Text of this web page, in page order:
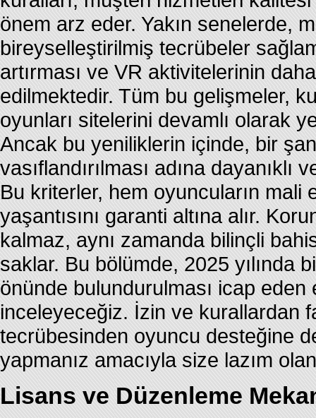
önem arz eder. Yakın senelerde,
bireyselleştirilmiş tecrübeler
artırması ve VR aktivitelerinin
edilmektedir. Tüm bu gelişmeler,
oyunları sitelerini devamlı olarak
Ancak bu yeniliklerin içinde, bir
vasıflandırılması adına
Bu kriterler, hem oyuncuların
yaşantısını garanti altına alır.
kalmaz, aynı zamanda bilinçli
saklar. Bu bölümde, 2025 yılında
önünde bulundurulması icap
inceleyeceğiz. İzin ve kurallardan
tecrübesinden oyuncu desteğine
yapmanız amacıyla size lazım
Lisans ve Düzenleme